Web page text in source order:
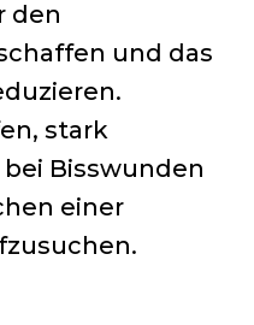
den
und das
stark
Bisswunden
einer